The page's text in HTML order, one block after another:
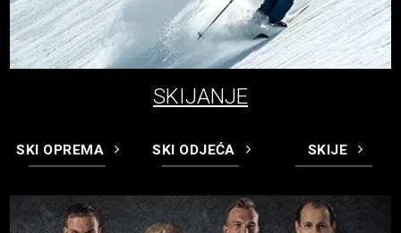
SKIJANJE
SKI OPREMA SKI ODJEĆA SKIJE